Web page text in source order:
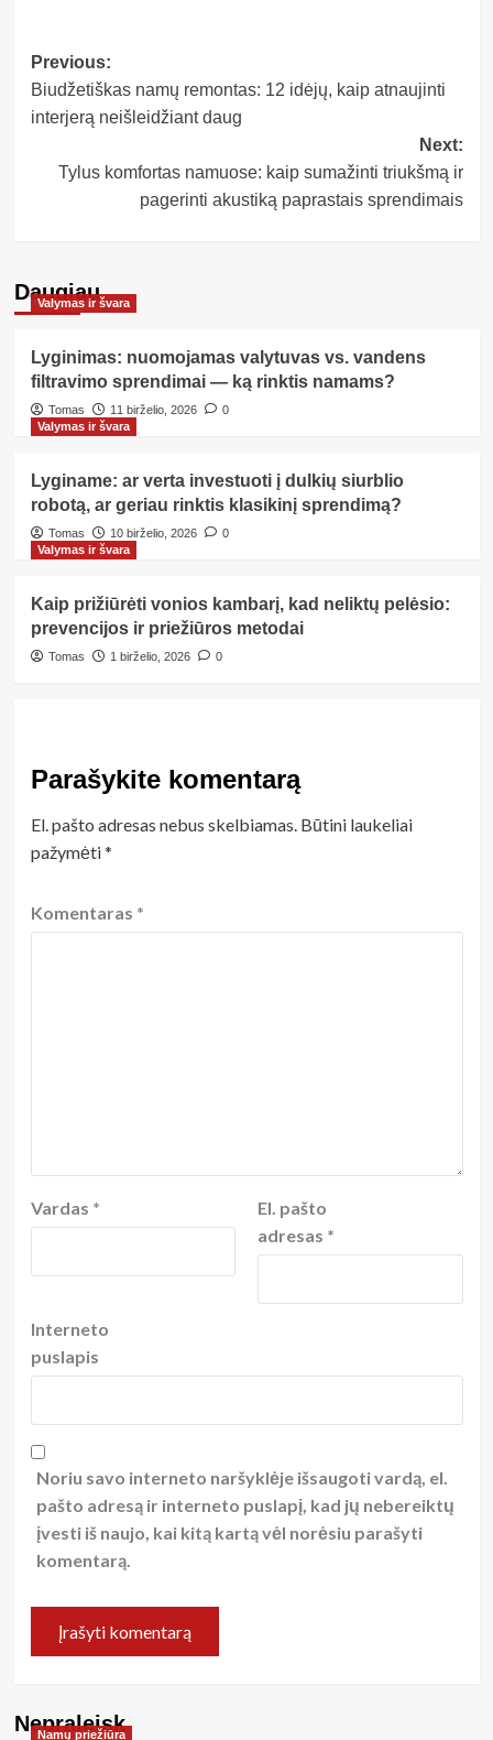
Post
navigation
Previous:
Biudžetiškas namų remontas: 12 idėjų, kaip atnaujinti
interjerą neišleidžiant daug
Next:
Tylus komfortas namuose: kaip sumažinti triukšmą ir
pagerinti akustiką paprastais sprendimais
Daugiau
Valymas ir švara
Lyginimas: nuomojamas valytuvas vs. vandens
filtravimo sprendimai — ką rinktis namams?
Tomas 11 birželio, 2026
0
Valymas ir švara
Lyginame: ar verta investuoti į dulkių siurblio
robotą, ar geriau rinktis klasikinį sprendimą?
Tomas 10 birželio, 2026
0
Valymas ir švara
Kaip prižiūrėti vonios kambarį, kad neliktų pelėsio:
prevencijos ir priežiūros metodai
Tomas 1 birželio, 2026 0
Parašykite komentarą
El. pašto adresas nebus skelbiamas. Būtini laukeliai
pažymėti*
Komentaras *
Vardas *
El. pašto
adresas *
Interneto
puslapis
Noriu savo interneto naršyklėje išsaugoti vardą, el.
pašto adresą ir interneto puslapį, kad jų nebereiktų
įvesti iš naujo, kai kitą kartą vėl norėsiu parašyti
komentarą.
Nepraleisk
Namų priežiūra